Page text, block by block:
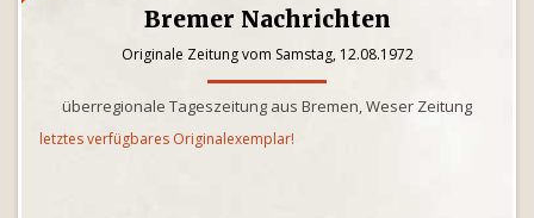
Bremer Nachrichten
Originale Zeitung vom Samstag, 12.08.1972
überregionale Tageszeitung aus Bremen, Weser Zeitung
letztes verfügbares Originalexemplar!